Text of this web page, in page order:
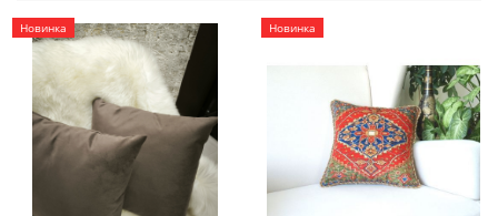
Новинка Новинка